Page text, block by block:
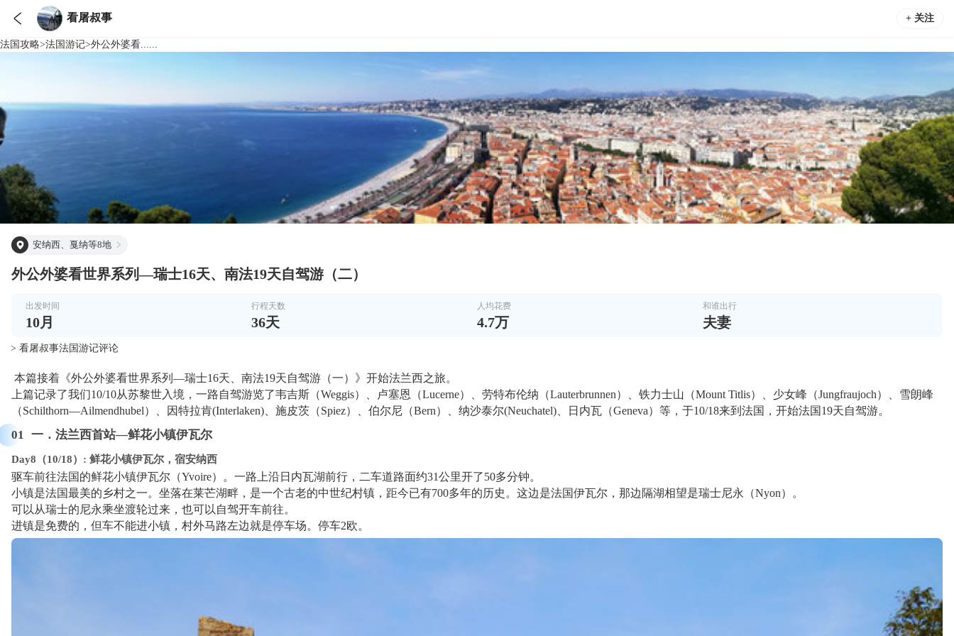
 看屠叔事 + 关注
法国 攻略>法国 游记>外公外婆看......
安纳西、戛纳等8地
外公外婆看世界系列—瑞士16天、南法19天自驾游（二）
出发时间
10月
行程天数
36天
人均花费
4.7万
和谁出行
夫妻
> 看屠叔事法国游记评论
本篇接着《外公外婆看世界系列—瑞士16天、南法19天自驾游（一）》开始法兰西之旅。
上篇记录了我们10/10从苏黎世入境，一路自驾游览了韦吉斯（Weggis）、卢塞恩（Lucerne）、劳特布伦纳（Lauterbrunnen）、铁力士山（Mount Titlis）、少女峰（Jungfraujoch）、雪朗峰
（Schilthorn—Ailmendhubel）、因特拉肯(Interlaken)、施皮茨（Spiez）、伯尔尼（Bern）、纳沙泰尔(Neuchatel)、日内瓦（Geneva）等，于10/18来到法国，开始法国19天自驾游。
01 一．法兰西首站—鲜花小镇伊瓦尔
Day8（10/18）: 鲜花小镇伊瓦尔，宿安纳西
驱车前往法国的鲜花小镇伊瓦尔（Yvoire）。一路上沿日内瓦湖前行，二车道路面约31公里开了50多分钟。
小镇是法国最美的乡村之一。坐落在莱芒湖畔，是一个古老的中世纪村镇，距今已有700多年的历史。这边是法国伊瓦尔，那边隔湖相望是瑞士尼永（Nyon）。
可以从瑞士的尼永乘坐渡轮过来，也可以自驾开车前往。
进镇是免费的，但车不能进小镇，村外马路左边就是停车场。停车2欧。